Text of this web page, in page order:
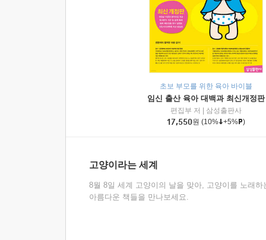
초보 부모를 위한 육아 바이블
임신 출산 육아 대백과 최신개정판
편집부 저
삼성출판사
17,550원 (10% +5% )
고양이라는 세계
8월 8일 세계 고양이의 날을 맞아, 고양이를 노래하
아름다운 책들을 만나보세요.